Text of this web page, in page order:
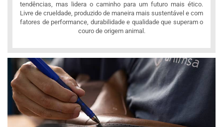
tendências, mas lidera o caminho para um futuro mais ético.
Livre de crueldade, produzido de maneira mais sustentável e com
fatores de performance, durabilidade e qualidade que superam o
couro de origem animal.